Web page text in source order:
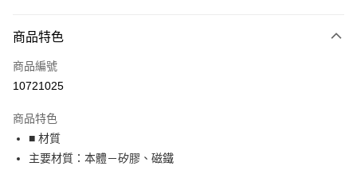
信用卡一次付款
信用卡分期付款
合作金庫商業銀行
華南商業銀行
上海商業儲蓄銀行
超商取貨付款
LINE Pay
商品特色
商品編號
10721025
商品特色
■ 材質
主要材質：本體－矽膠、磁鐵